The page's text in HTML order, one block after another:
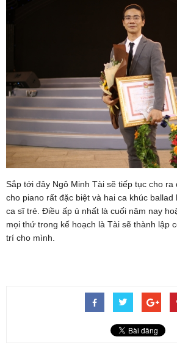
Sắp tới đây Ngô Minh Tài sẽ tiếp tục cho
cho piano rất đặc biệt và hai ca khúc ballad
ca sĩ trẻ. Điều ấp ủ nhất là cuối năm nay
mọi thứ trong kế hoạch là Tài sẽ thành lập
trí cho mình.